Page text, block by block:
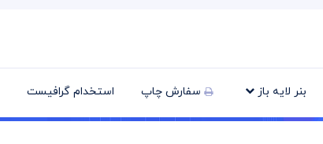
بنر لایه باز سفارش چاپ استخدام گرافیست